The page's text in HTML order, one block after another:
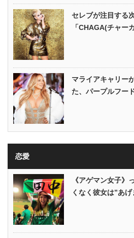
セレブが注目する
「CHAGA(チャー
マライアキャリー
た、パープルフー
恋愛
《アゲマン女子》
くなく彼女は”あ